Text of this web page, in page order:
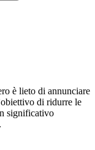
è lieto di annunciare
di ridurre le
significativo